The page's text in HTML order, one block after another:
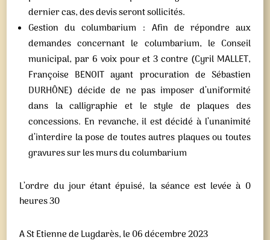
dernier cas, des devis seront sollicités.
Gestion du columbarium : Afin de répondre aux
demandes concernant le columbarium, le Conseil
municipal, par 6 voix pour et 3 contre (Cyril MALLET,
Françoise BENOIT ayant procuration de Sébastien
DURHÔNE) décide de ne pas imposer d’uniformité
dans la calligraphie et le style de plaques des
concessions. En revanche, il est décidé à l’unanimité
d’interdire la pose de toutes autres plaques ou toutes
gravures sur les murs du columbarium
L’ordre du jour étant épuisé, la séance est levée à 0
heures 30
A St Etienne de Lugdarès, le 06 décembre 2023